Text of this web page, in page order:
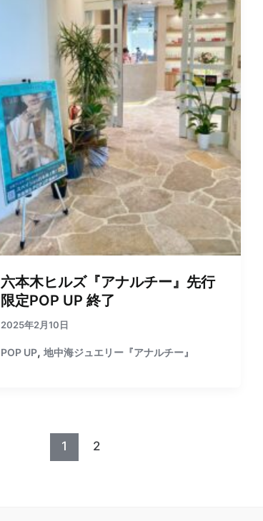
六本木ヒルズ『アナルチー』先行
限定POP UP 終了
2025年2月10日
POP UP, 地中海ジュエリー『アナルチー』
1 2